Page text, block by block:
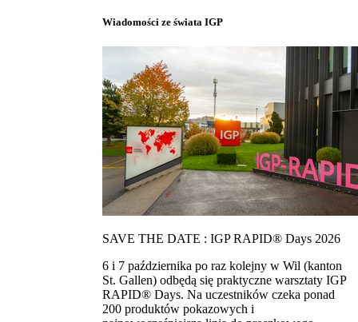
Wiadomości ze świata IGP
SAVE THE DATE : IGP RAPID® Days 2026
6 i 7 października po raz kolejny w Wil (kanton
St. Gallen) odbędą się praktyczne warsztaty IGP
RAPID® Days. Na uczestników czeka ponad
200 produktów pokazowych i